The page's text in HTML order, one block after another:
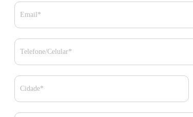
Email*
Telefone/Celular*
Cidade*